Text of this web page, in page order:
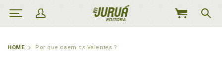
MEU
HOME Por que caem os Valentes ?